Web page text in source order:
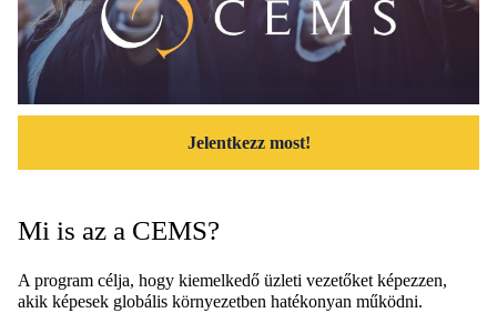
Jelentkezz most!
Mi is az a CEMS?
A program célja, hogy kiemelkedő üzleti vezetőket képezzen,
akik képesek globális környezetben hatékonyan működni.